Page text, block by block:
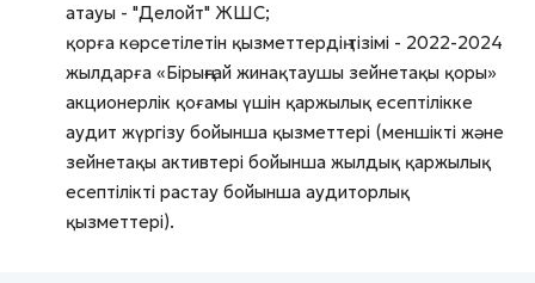
атауы - "Делойт" ЖШС;
қорға көрсетілетін қызметтердің тізімі - 2022-2024
жылдарға «Бірыңғай жинақтаушы зейнетақы қоры»
акционерлік қоғамы үшін қаржылық есептілікке
аудит жүргізу бойынша қызметтері (меншікті және
зейнетақы активтері бойынша жылдық қаржылық
есептілікті растау бойынша аудиторлық
қызметтері).